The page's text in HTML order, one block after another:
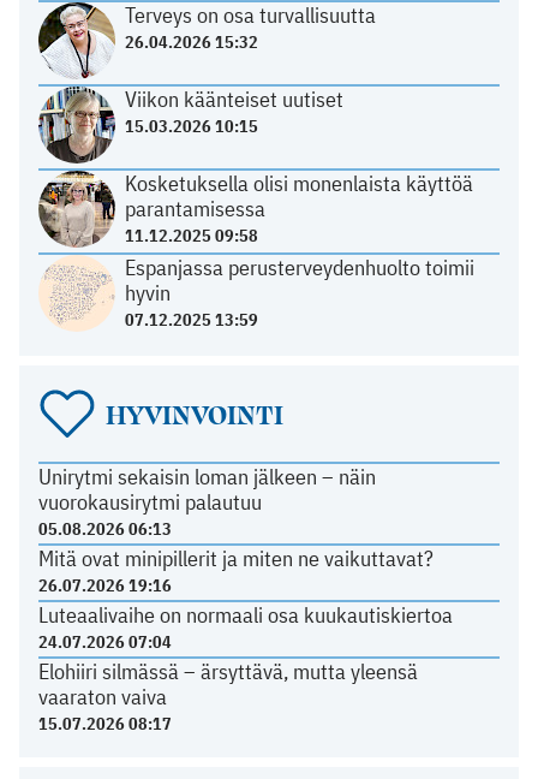
Terveys on osa turvallisuutta
26.04.2026 15:32
Viikon käänteiset uutiset
15.03.2026 10:15
Kosketuksella olisi monenlaista käyttöä
parantamisessa
11.12.2025 09:58
Espanjassa perusterveydenhuolto toimii
hyvin
07.12.2025 13:59
HYVINVOINTI
Unirytmi sekaisin loman jälkeen – näin
vuorokausirytmi palautuu
05.08.2026 06:13
Mitä ovat minipillerit ja miten ne vaikuttavat?
26.07.2026 19:16
Luteaalivaihe on normaali osa kuukautiskiertoa
24.07.2026 07:04
Elohiiri silmässä – ärsyttävä, mutta yleensä
vaaraton vaiva
15.07.2026 08:17